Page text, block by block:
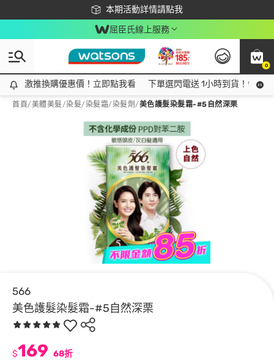
本期活動詳情請點我
下載app最高回饋$350
屈臣氏線上服務
0
激推換購優惠價！立即點我看
激推換購優惠價！立即點我看 下單選閃電送 1小時到貨！領神
首頁/美體美髮/染髮/染髮霜/染髮劑 /美色護髮染髮霜-#5自然深栗
566
美色護髮染髮霜-#5自然深栗
$169 68折